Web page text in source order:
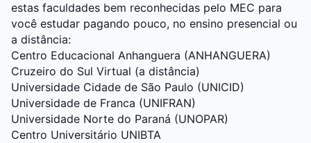
estas faculdades bem reconhecidas pelo MEC para
você estudar pagando pouco, no ensino presencial ou
a distância:
Centro Educacional Anhanguera (ANHANGUERA)
Cruzeiro do Sul Virtual (a distância)
Universidade Cidade de São Paulo (UNICID)
Universidade de Franca (UNIFRAN)
Universidade Norte do Paraná (UNOPAR)
Centro Universitário UNIBTA